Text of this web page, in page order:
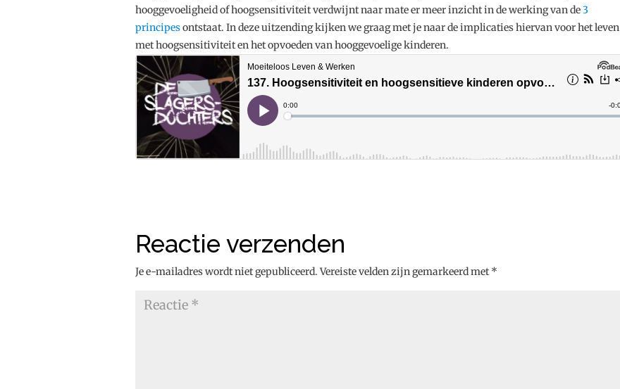
hooggevoeligheid of hoogsensitiviteit verdwijnt naar mate er meer inzicht in de werking van de3
principesontstaat. In deze uitzending kijken we graag met je naar de implicaties hiervan voor het leven
met hoogsensitiviteit en het opvoeden van hooggevoelige kinderen.
Reactie verzenden
Je e-mailadres wordt niet gepubliceerd. Vereiste velden zijn gemarkeerd met *